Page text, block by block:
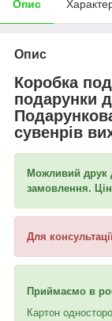
Опис
Опис
Коробка
подарунки
сувенрів
Можливий друк
замовлення.
Для
Приймаємо в
Картон